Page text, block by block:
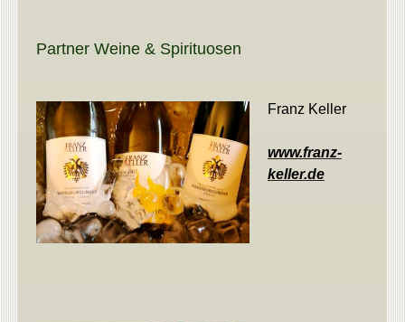
Partner Weine & Spirituosen
Franz Keller
www.franz-
keller.de